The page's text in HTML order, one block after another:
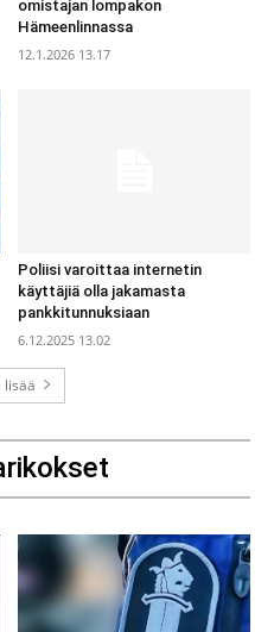
omistajan lompakon
Hämeenlinnassa
12.1.2026 13.17
Poliisi varoittaa internetin
käyttäjiä olla jakamasta
pankkitunnuksiaan
6.12.2025 13.02
lisää